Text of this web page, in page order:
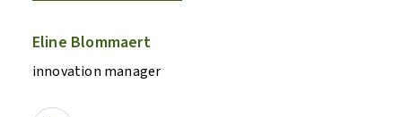
Eline Blommaert
innovation manager